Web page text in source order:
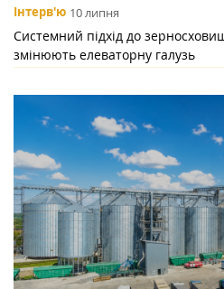
Інтерв'ю 10 липня
Системний підхід до
змінюють елеваторну галузь